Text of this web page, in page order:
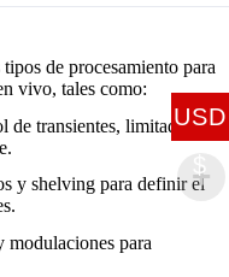
de procesamiento para
vivo, tales como:
de transientes, limitadores y
y shelving para definir el
modulaciones para
USD
$